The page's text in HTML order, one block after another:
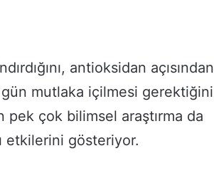
antioksidan açısından
mutlaka içilmesi gerektiğini
pek çok bilimsel araştırma da
etkilerini gösteriyor.